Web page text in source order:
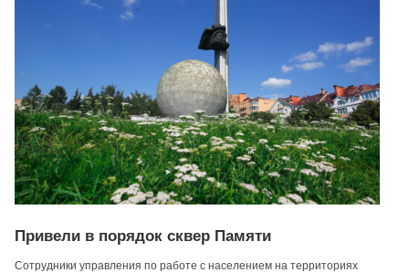
Привели в порядок сквер Памяти
Сотрудники управления по работе с населением на территориях